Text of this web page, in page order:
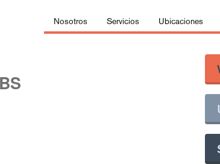
Nosotros Servicios Ubicaciones